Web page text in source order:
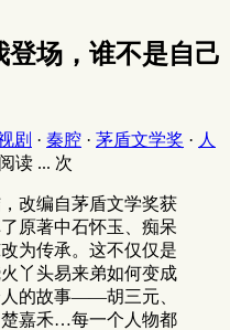
登场，谁不是自己
剧 · 秦腔 · 茅盾文学奖 · 人
阅读 ... 次
改编自茅盾文学奖获
原著中石怀玉、痴呆
为传承。这不仅仅是
丫头易来弟如何变成
的故事——胡三元、
嘉禾…每一个人物都